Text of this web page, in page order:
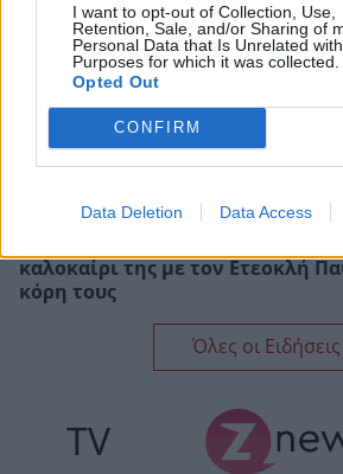
I want to opt-out of Collection, Use,
Retention, Sale, and/or Sharing of
Personal Data that Is Unrelated
Purposes for which it was collected.
Opted Out
CONFIRM
Data Deletion Data Access
καλοκαίρι της με τον Ετεοκλή
κόρη τους
Όλες οι Ειδήσεις
TV